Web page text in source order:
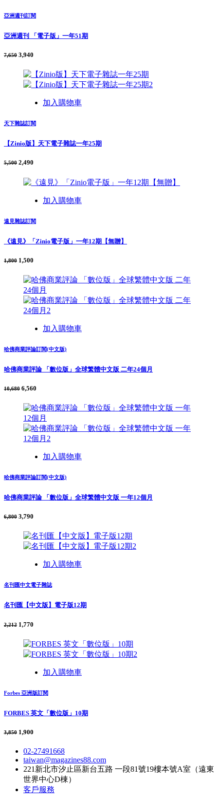
亞洲週刊訂閱
亞洲週刊 「電子版」一年51期
7,650 3,940
加入購物車
天下雜誌訂閱
【Zinio版】天下電子雜誌一年25期
5,500 2,490
加入購物車
遠見雜誌訂閱
《遠見》「Zinio電子版」一年12期【無贈】
1,800 1,500
加入購物車
哈佛商業評論訂閱(中文版)
哈佛商業評論 「數位版」全球繁體中文版 二年24個月
10,680 6,560
加入購物車
哈佛商業評論訂閱(中文版)
哈佛商業評論 「數位版」全球繁體中文版 一年12個月
6,800 3,790
加入購物車
名刊匯中文電子雜誌
名刊匯【中文版】電子版12期
2,212 1,770
加入購物車
Forbes 亞洲版訂閱
FORBES 英文「數位版」10期
3,850 1,900
02-27491668
taiwan@magazines88.com
221新北市汐止區新台五路 一段81號19樓本號A室（遠東
世界中心D棟）
客戶服務